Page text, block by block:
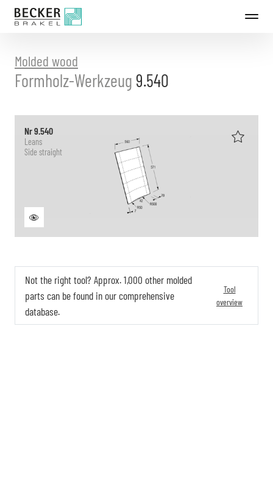
Directly
contentMolded wood
Formholz-Werkzeug 9.540
Nr 9.540
Leans
Side straight
Not the right tool? Approx. 1,000 other molded
parts can be found in our comprehensive
database.
Tool
overview